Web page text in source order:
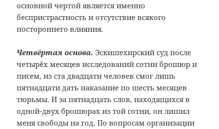
основной чертой является именно
беспристрастность и отсутствие всякого
постороннего влияния.
Четвёртая основа. Эскишехирский суд после
четырёх месяцев исследований сотни брошюр и
писем, из ста двадцати человек смог лишь
пятнадцати дать наказание по шесть месяцев
тюрьмы. И за пятнадцать слов, находящихся в
одной-двух брошюрах из той сотни, он лишил
меня свободы на год. По вопросам организации